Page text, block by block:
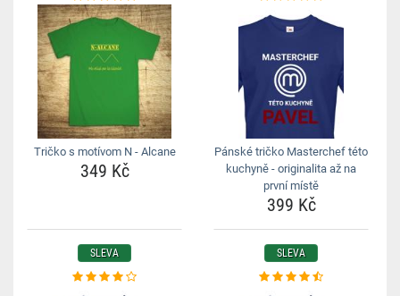
Tričko s motívom N - Alcane
349 Kč
Pánské tričko Masterchef této
kuchyně - originalita až na
první místě
399 Kč
SLEVA SLEVA